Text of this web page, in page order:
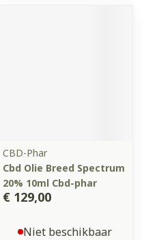
CBD-Phar
Cbd Olie Breed Spectrum
20% 10ml Cbd-phar
€ 129,00
Niet beschikbaar